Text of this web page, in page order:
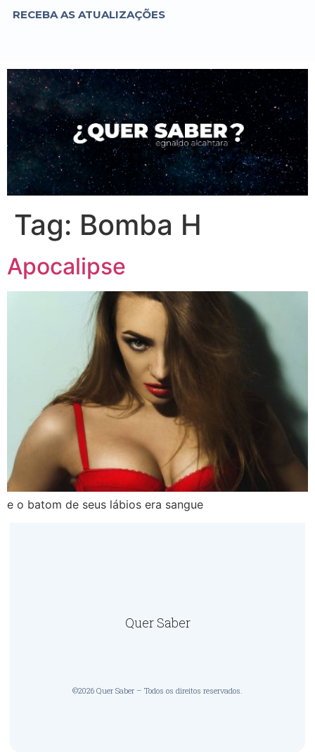
RECEBA AS ATUALIZAÇÕES
Tag: Bomba H
Apocalipse
e o batom de seus lábios era sangue
Quer Saber
©2026 Quer Saber – Todos os direitos reservados.